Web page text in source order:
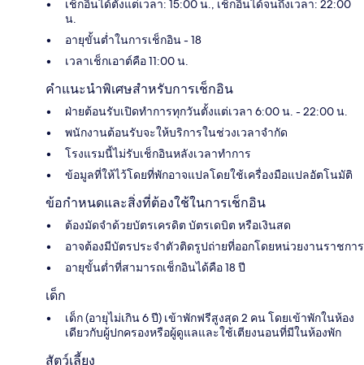
เช็กอินได้ตั้งแต่เวลา: 15:00 น., เช็กอินได้จนถึงเวลา: 22:00
น.
อายุขั้นต่ำในการเช็กอิน - 18
เวลาเช็กเอาต์คือ 11:00 น.
คำแนะนำพิเศษสำหรับการเช็กอิน
ฝ่ายต้อนรับเปิดทำการทุกวันตั้งแต่เวลา 6:00 น. - 22:00 น.
พนักงานต้อนรับจะให้บริการในช่วงเวลาจำกัด
โรงแรมนี้ไม่รับเช็กอินหลังเวลาทำการ
ข้อมูลที่ให้ไว้โดยที่พักอาจแปลโดยใช้เครื่องมือแปลอัตโนมัติ
ข้อกำหนดและสิ่งที่ต้องใช้ในการเช็กอิน
ต้องมัดจำด้วยบัตรเครดิต บัตรเดบิต หรือเงินสด
อาจต้องมีบัตรประจำตัวติดรูปถ่ายที่ออกโดยหน่วยงานราชการ
อายุขั้นต่ำที่สามารถเช็กอินได้คือ 18 ปี
เด็ก
เด็ก (อายุไม่เกิน 6 ปี) เข้าพักฟรีสูงสุด 2 คน โดยเข้าพักในห้อง
เดียวกับผู้ปกครองหรือผู้ดูแลและใช้เตียงนอนที่มีในห้องพัก
สัตว์เลี้ยง